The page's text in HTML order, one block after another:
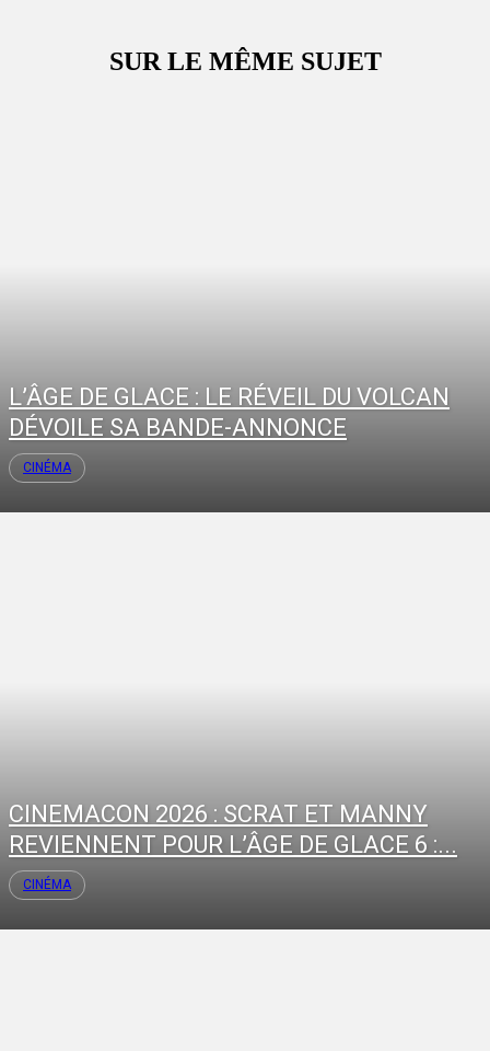
SUR LE MÊME SUJET
L’ÂGE DE GLACE : LE RÉVEIL DU VOLCAN
DÉVOILE SA BANDE-ANNONCE
CINÉMA
CINEMACON 2026 : SCRAT ET MANNY
REVIENNENT POUR L’ÂGE DE GLACE 6 :...
CINÉMA